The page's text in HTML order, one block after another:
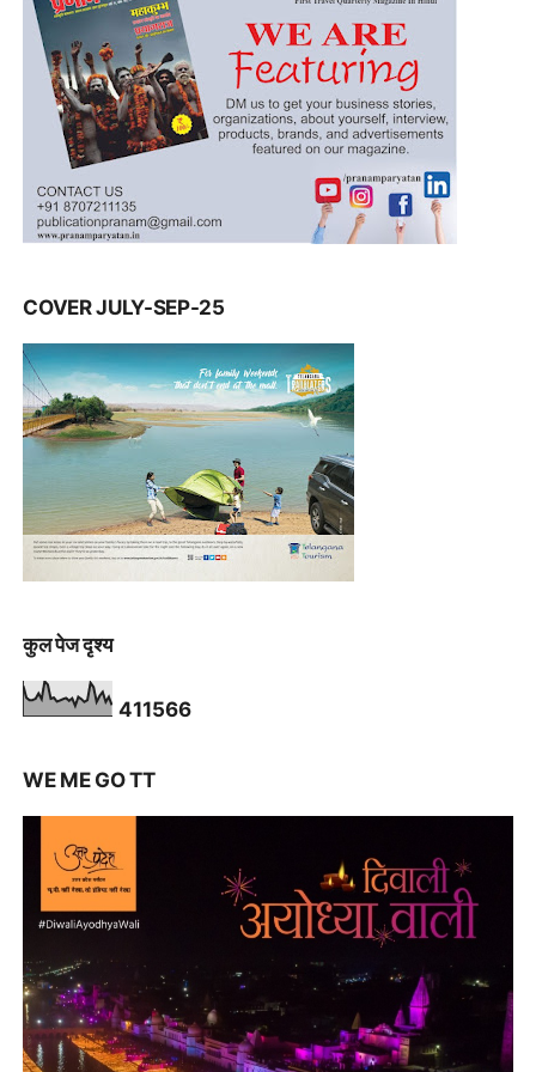
COVER JULY-SEP-25
कुल पेज दृश्य
411566
WE ME GO TT